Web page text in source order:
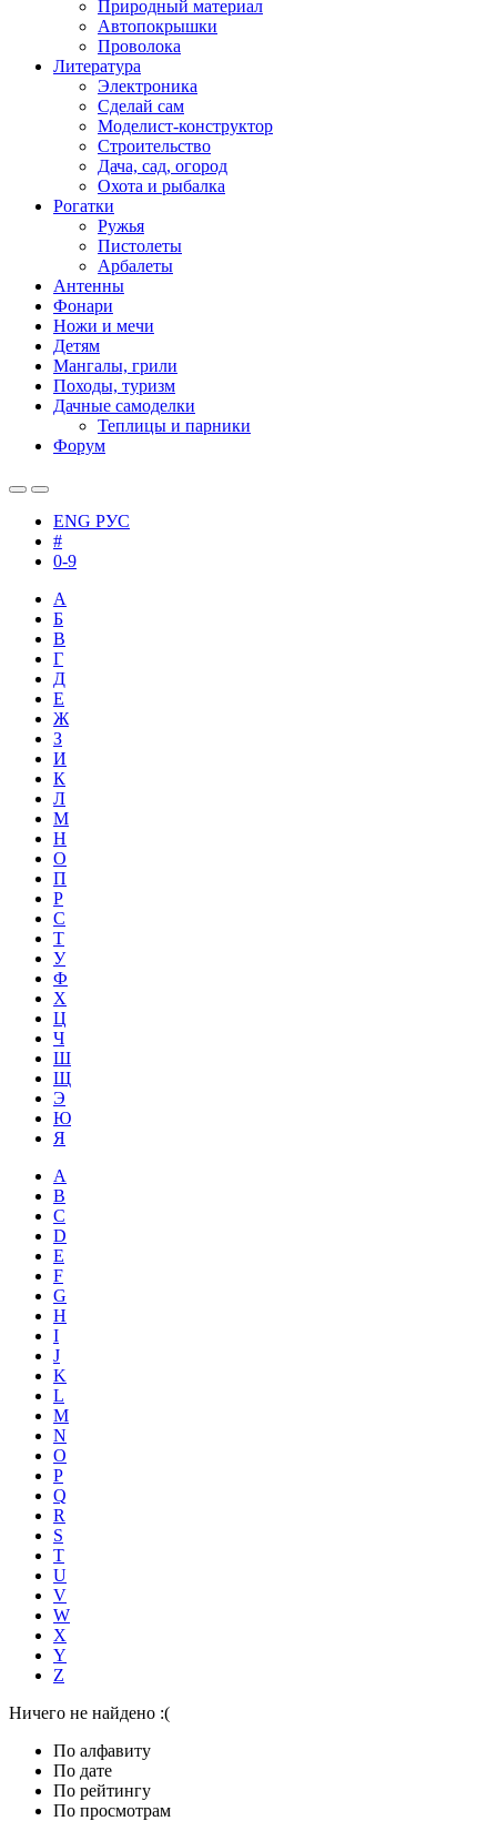
Природный материал
Автопокрышки
Проволока
Литература
Электроника
Сделай сам
Моделист-конструктор
Строительство
Дача, сад, огород
Охота и рыбалка
Рогатки
Ружья
Пистолеты
Арбалеты
Антенны
Фонари
Ножи и мечи
Детям
Мангалы, грили
Походы, туризм
Дачные самоделки
Теплицы и парники
Форум
ENG РУС
#
0-9
А
Б
В
Г
Д
Е
Ж
З
И
К
Л
М
Н
О
П
Р
С
Т
У
Ф
Х
Ц
Ч
Ш
Щ
Э
Ю
Я
A
B
C
D
E
F
G
H
I
J
K
L
M
N
O
P
Q
R
S
T
U
V
W
X
Y
Z
Ничего не найдено :(
По алфавиту
По дате
По рейтингу
По просмотрам